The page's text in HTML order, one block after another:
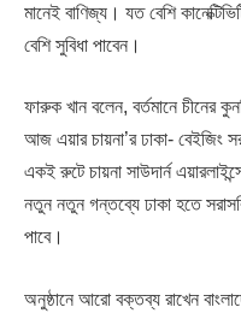
মানেই বাণিজ্য। যত বেশি
বেশি সুবিধা পাবেন।
ফারুক খান বলেন, বর্তমানে চীনের
আজ এয়ার চায়না’র ঢাকা- বেইজিং
একই রুটে চায়না সাউদার্ন
নতুন নতুন গন্তব্যে ঢাকা হতে
পাবে।
অনুষ্ঠানে আরো বক্তব্য রাখেন